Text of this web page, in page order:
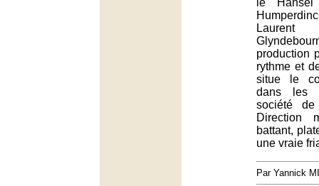
le
production
rythme et
situe le
dans les
société de
Direction
battant,
une vraie
Par Yannick